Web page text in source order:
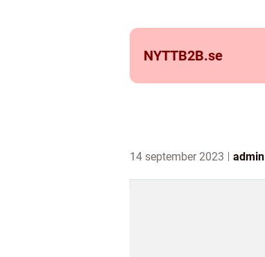
NYTTB2B.se
14 september 2023 admin